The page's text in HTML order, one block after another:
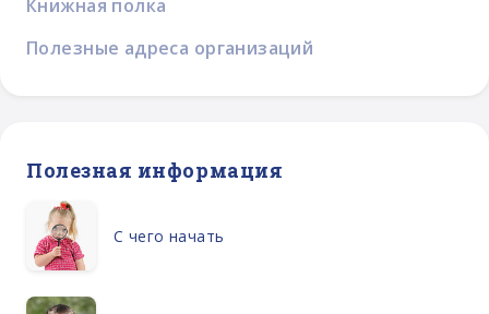
Книжная полка
Полезные адреса организаций
Полезная информация
С чего начать